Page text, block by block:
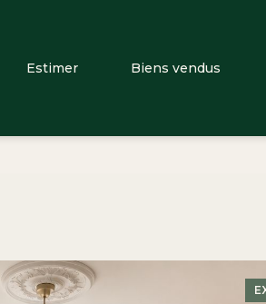
Estimer Biens vendus